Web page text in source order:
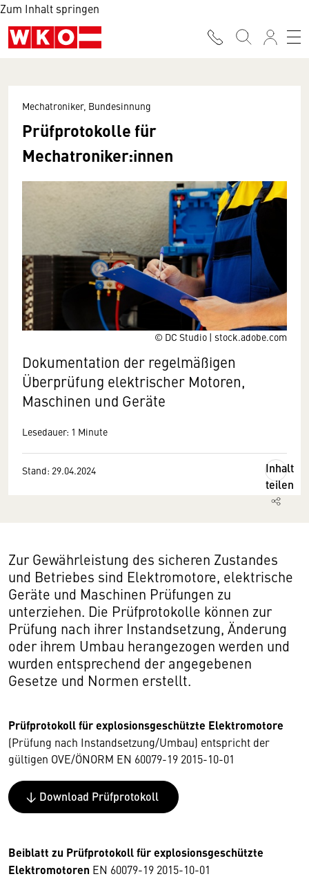
Zum Inhalt springen
© DC Studio | stock.adobe.com
Mechatroniker, Bundesinnung
Prüfprotokolle für
Mechatroniker:innen
Dokumentation der regelmäßigen
Überprüfung elektrischer Motoren,
Maschinen und Geräte
Lesedauer: 1 Minute
Stand: 29.04.2024
Inhalt
teilen
Zur Gewährleistung des sicheren Zustandes
und Betriebes sind Elektromotore, elektrische
Geräte und Maschinen Prüfungen zu
unterziehen. Die Prüfprotokolle können zur
Prüfung nach ihrer Instandsetzung, Änderung
oder ihrem Umbau herangezogen werden und
wurden entsprechend der angegebenen
Gesetze und Normen erstellt.
Prüfprotokoll für explosionsgeschützte Elektromotore
(Prüfung nach Instandsetzung/Umbau) entspricht der
gültigen OVE/ÖNORM EN 60079-19 2015-10-01
↓ Download Prüfprotokoll
Beiblatt zu Prüfprotokoll für explosionsgeschützte
Elektromotoren EN 60079-19 2015-10-01